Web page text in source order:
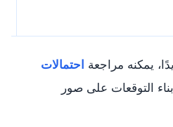
يمكنه مراجعة
احتمالات
التوقعات على صور